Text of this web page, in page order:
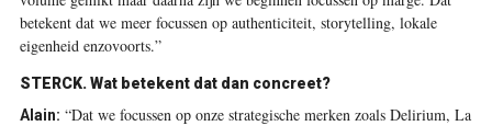
betekent dat we meer focussen op authenticiteit, storytelling, lokale
eigenheid enzovoorts.”
STERCK. Wat betekent dat dan concreet?
Alain: “Dat we focussen op onze strategische merken zoals Delirium, La